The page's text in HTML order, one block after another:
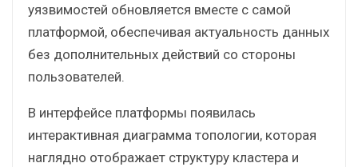
уязвимостей обновляется вместе с самой
платформой, обеспечивая актуальность данных
без дополнительных действий со стороны
пользователей.
В интерфейсе платформы появилась
интерактивная диаграмма топологии, которая
наглядно отображает структуру кластера и